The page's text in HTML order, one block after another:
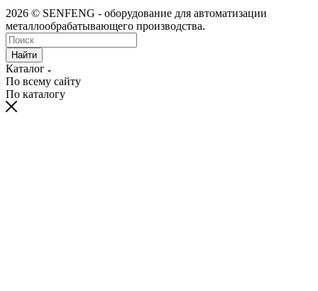
2026 © SENFENG - оборудование для автоматизации
металлообрабатывающего производства.
Найти
Каталог
По всему сайту
По каталогу